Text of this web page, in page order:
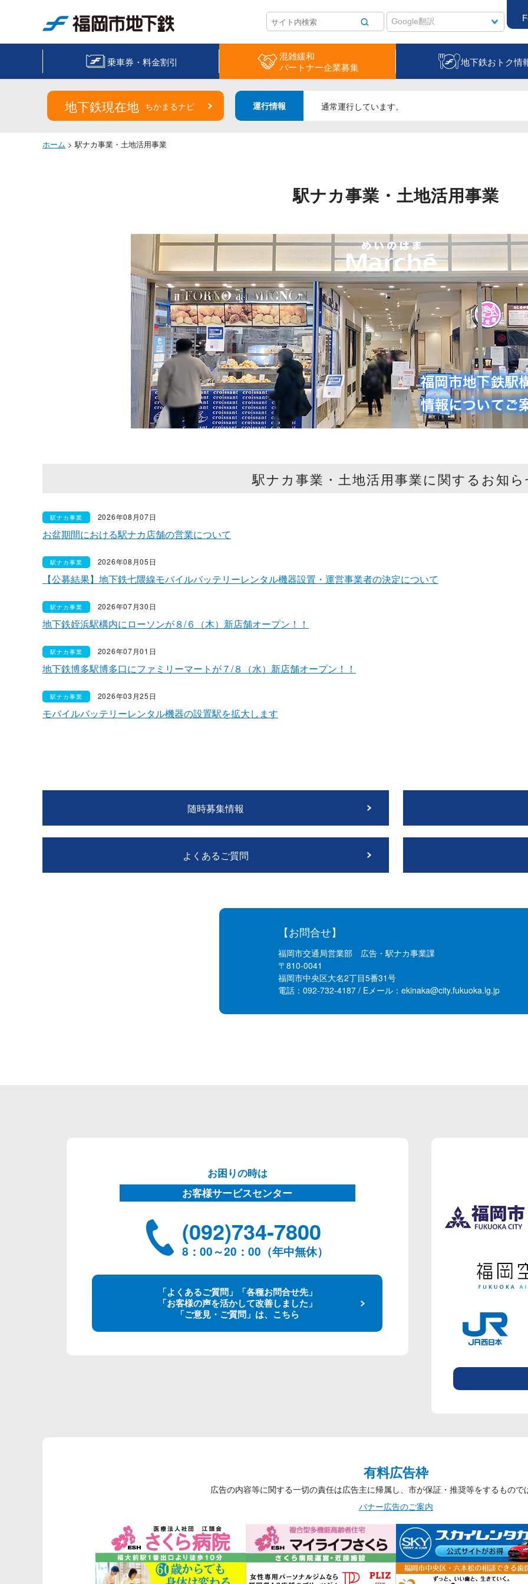
乗車券・料金割引
混雑緩和
パートナー企業募集
地下鉄おトク情
地下鉄現在地 ちかまるナビ 運行情報 通常運行しています。
ホーム > 駅ナカ事業・土地活用事業
駅ナカ事業・土地活用事業
駅ナカ事業・土地活用事業に関するお知
駅ナカ事業 2026年08月07日
お盆期間における駅ナカ店舗の営業について
駅ナカ事業 2026年08月05日
【公募結果】地下鉄七隈線モバイルバッテリーレンタル機器設置・運営事業者の決定について
駅ナカ事業 2026年07月30日
地下鉄姪浜駅構内にローソンが８/６（木）新店舗オープン！！
駅ナカ事業 2026年07月01日
地下鉄博多駅博多口にファミリーマートが７/８（水）新店舗オープン！！
駅ナカ事業 2026年03月25日
モバイルバッテリーレンタル機器の設置駅を拡大します
随時募集情報
よくあるご質問
【お問合せ】
福岡市交通局営業部 広告・駅ナカ事業課
〒810-0041
福岡市中央区大名2丁目5番31号
電話：092-732-4187 / Eメール：ekinaka@city.fukuoka.lg.jp
お困りの時は
お客様サービスセンター
(092)734-7800
8：00～20：00（年中無休）
「よくあるご質問」「各種お問合せ先」
「お客様の声を活かして改善しました」
「ご意見・ご質問」は、こちら
有料広告枠
広告の内容等に関する一切の責任は広告主に帰属し、市が保証・推奨等をするもので
バナー広告のご案内